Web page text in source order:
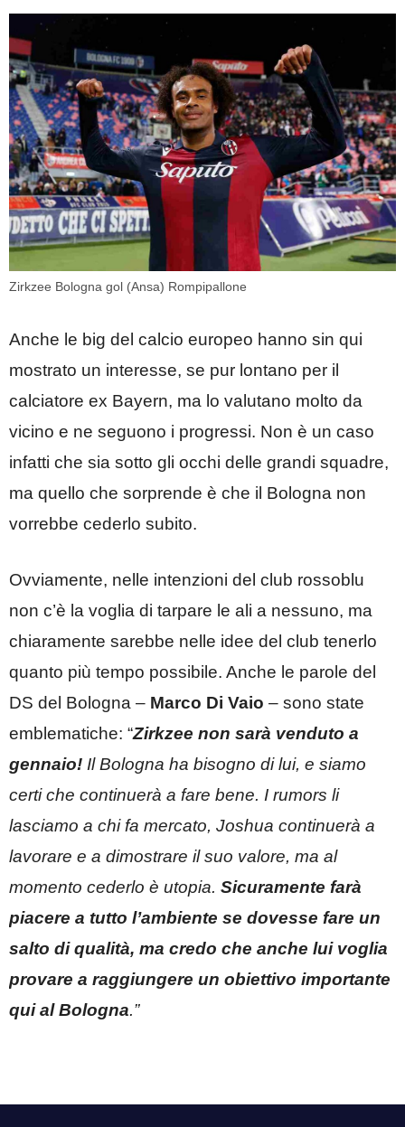
Zirkzee Bologna gol (Ansa) Rompipallone
Anche le big del calcio europeo hanno sin qui
mostrato un interesse, se pur lontano per il
calciatore ex Bayern, ma lo valutano molto da
vicino e ne seguono i progressi. Non è un caso
infatti che sia sotto gli occhi delle grandi squadre,
ma quello che sorprende è che il Bologna non
vorrebbe cederlo subito.
Ovviamente, nelle intenzioni del club rossoblu
non c’è la voglia di tarpare le ali a nessuno, ma
chiaramente sarebbe nelle idee del club tenerlo
quanto più tempo possibile. Anche le parole del
DS del Bologna – Marco Di Vaio – sono state
emblematiche: “Zirkzee non sarà venduto a
gennaio! Il Bologna ha bisogno di lui, e siamo
certi che continuerà a fare bene. I rumors li
lasciamo a chi fa mercato, Joshua continuerà a
lavorare e a dimostrare il suo valore, ma al
momento cederlo è utopia. Sicuramente farà
piacere a tutto l’ambiente se dovesse fare un
salto di qualità, ma credo che anche lui voglia
provare a raggiungere un obiettivo importante
qui al Bologna.”